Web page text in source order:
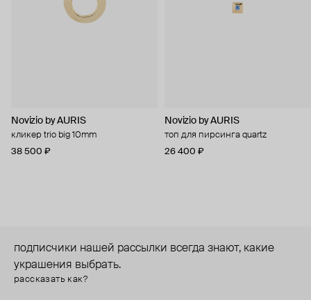
Novizio by AURIS
кликер trio big 10mm
38 500 ₽
Novizio by AURIS
топ для пирсинга quartz
26 400 ₽
подписчики нашей рассылки всегда знают, какие
украшения выбрать.
рассказать как?